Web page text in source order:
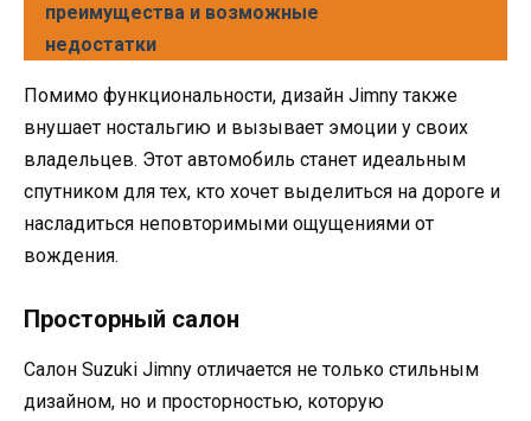
преимущества и возможные
недостатки
Помимо функциональности, дизайн Jimny также
внушает ностальгию и вызывает эмоции у своих
владельцев. Этот автомобиль станет идеальным
спутником для тех, кто хочет выделиться на дороге и
насладиться неповторимыми ощущениями от
вождения.
Просторный салон
Салон Suzuki Jimny отличается не только стильным
дизайном, но и просторностью, которую